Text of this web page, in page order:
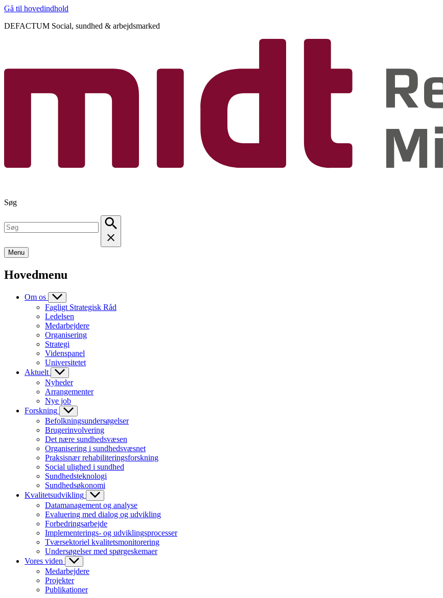
Gå til hovedindhold
DEFACTUM Social, sundhed & arbejdsmarked
Søg
Menu
Hovedmenu
Om os
Fagligt Strategisk Råd
Ledelsen
Medarbejdere
Organisering
Strategi
Videnspanel
Universitetet
Aktuelt
Nyheder
Arrangementer
Nye job
Forskning
Befolkningsundersøgelser
Brugerinvolvering
Det nære sundhedsvæsen
Organisering i sundhedsvæsnet
Praksisnær rehabiliteringsforskning
Social ulighed i sundhed
Sundhedsteknologi
Sundhedsøkonomi
Kvalitetsudvikling
Datamanagement og analyse
Evaluering med dialog og udvikling
Forbedringsarbejde
Implementerings- og udviklingsprocesser
Tværsektoriel kvalitetsmonitorering
Undersøgelser med spørgeskemaer
Vores viden
Medarbejdere
Projekter
Publikationer